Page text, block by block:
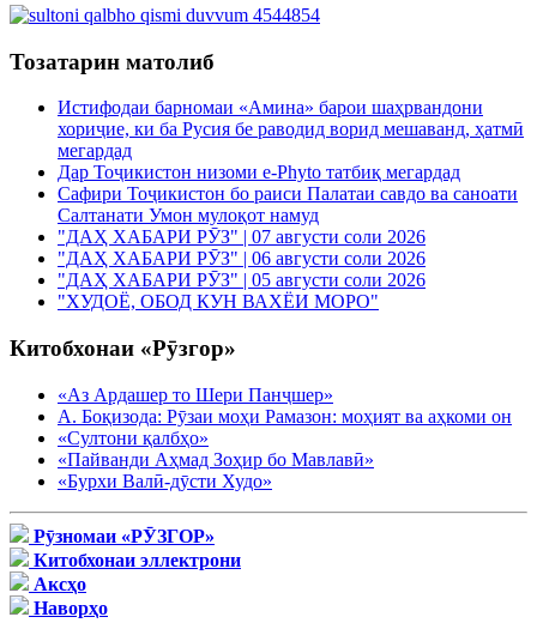
Тозатарин матолиб
Истифодаи барномаи «Амина» барои шаҳрвандони
хориҷие, ки ба Русия бе раводид ворид мешаванд, ҳатмӣ
мегардад
Дар Тоҷикистон низоми e-Phyto татбиқ мегардад
Сафири Тоҷикистон бо раиси Палатаи савдо ва саноати
Салтанати Умон мулоқот намуд
"ДАҲ ХАБАРИ РӮЗ" | 07 августи соли 2026
"ДАҲ ХАБАРИ РӮЗ" | 06 августи соли 2026
"ДАҲ ХАБАРИ РӮЗ" | 05 августи соли 2026
"ХУДОЁ, ОБОД КУН ВАХЁИ МОРО"
Китобхонаи «Рӯзгор»
«Аз Ардашер то Шери Панҷшер»
А. Боқизода: Рӯзаи моҳи Рамазон: моҳият ва аҳкоми он
«Султони қалбҳо»
«Пайванди Аҳмад Зоҳир бо Мавлавӣ»
«Бурхи Валӣ-дӯсти Худо»
Рӯзномаи «РӮЗГОР»
Китобхонаи эллектрони
Аксҳо
Наворҳо